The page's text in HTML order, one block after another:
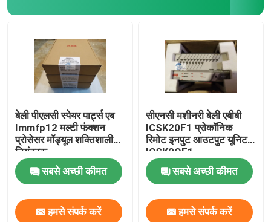
इमर्सन डेल्टा वी डीसीएस
फॉक्सबोरो पार्ट्स
वेस्टिंगहाउस ओवेशन
योकोगावा मॉड्यूल
बेली पीएलसी स्पेयर पार्ट्स एब
Immfp12 मल्टी फंक्शन
प्रोसेसर मॉड्यूल शक्तिशाली
नियंत्रक
सबसे अच्छी कीमत
हमसे संपर्क करें
सीएनसी मशीनरी बेली एबीबी
ICSK20F1 प्रोकॉनिक
रिमोट इनपुट आउटपुट यूनिट
ICSK2OF1
सबसे अच्छी कीमत
हमसे संपर्क करें